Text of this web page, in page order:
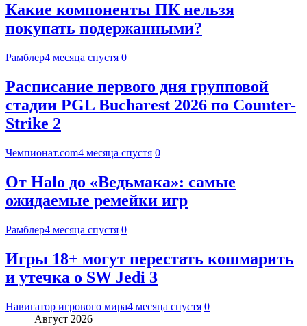
Какие компоненты ПК нельзя
покупать подержанными?
Рамблер4 месяца спустя 0
Расписание первого дня групповой
стадии PGL Bucharest 2026 по Counter-
Strike 2
Чемпионат.com4 месяца спустя 0
От Halo до «Ведьмака»: самые
ожидаемые ремейки игр
Рамблер4 месяца спустя 0
Игры 18+ могут перестать кошмарить
и утечка о SW Jedi 3
Навигатор игрового мира4 месяца спустя 0
Август 2026